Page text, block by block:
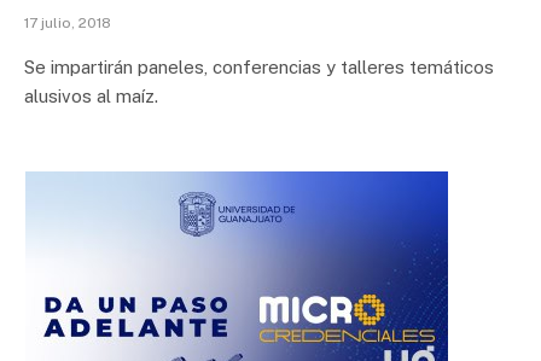
17 julio, 2018
Se impartirán paneles, conferencias y talleres temáticos
alusivos al maíz.